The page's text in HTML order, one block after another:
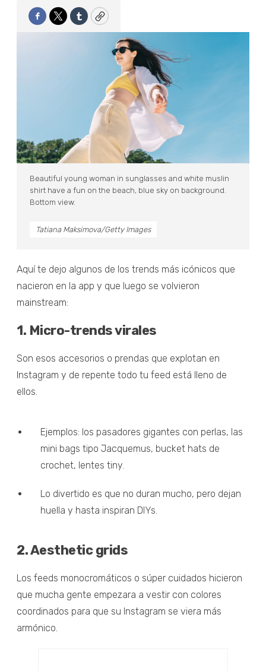
Facebook
TwitterTumblrCopy
Beautiful young woman in sunglasses and white muslin
shirt have a fun on the beach, blue sky on background.
Bottom view.
Tatiana Maksimova/Getty Images
Aquí te dejo algunos de los trends más icónicos que
nacieron en la app y que luego se volvieron
mainstream:
1. Micro-trends virales
Son esos accesorios o prendas que explotan en
Instagram y de repente todo tu feed está lleno de
ellos.
Ejemplos: los pasadores gigantes con perlas, las
mini bags tipo Jacquemus, bucket hats de
crochet, lentes tiny.
Lo divertido es que no duran mucho, pero dejan
huella y hasta inspiran DIYs.
2. Aesthetic grids
Los feeds monocromáticos o súper cuidados hicieron
que mucha gente empezara a vestir con colores
coordinados para que su Instagram se viera más
armónico.